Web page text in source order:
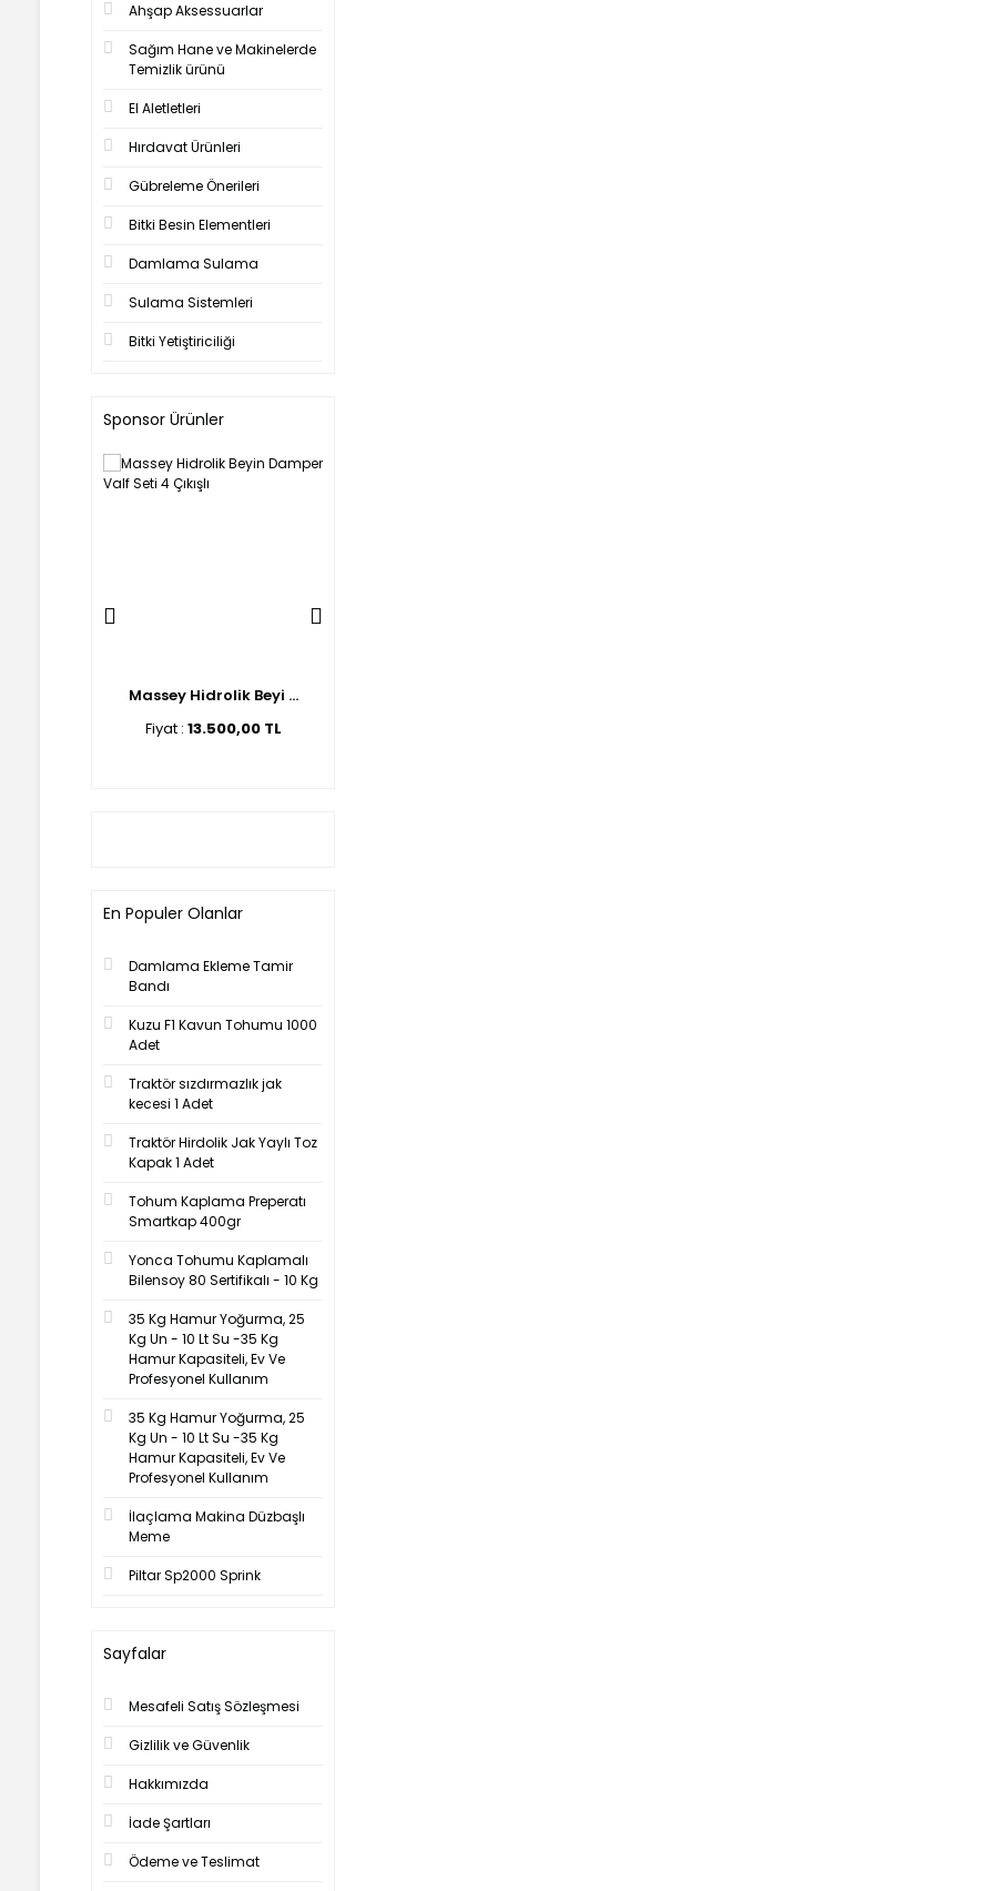
Ahşap Aksessuarlar
Sağım Hane ve Makinelerde
Temizlik ürünü
El Aletletleri
Hırdavat Ürünleri
Gübreleme Önerileri
Bitki Besin Elementleri
Damlama Sulama
Sulama Sistemleri
Bitki Yetiştiriciliği
Sponsor Ürünler
Massey Hidrolik Beyi ...
Fiyat : 13.500,00 TL
En Populer Olanlar
Damlama Ekleme Tamir
Bandı
Kuzu F1 Kavun Tohumu 1000
Adet
Traktör sızdırmazlık jak
kecesi 1 Adet
Traktör Hirdolik Jak Yaylı Toz
Kapak 1 Adet
Tohum Kaplama Preperatı
Smartkap 400gr
Yonca Tohumu Kaplamalı
Bilensoy 80 Sertifikalı - 10 Kg
35 Kg Hamur Yoğurma, 25
Kg Un - 10 Lt Su -35 Kg
Hamur Kapasiteli, Ev Ve
Profesyonel Kullanım
35 Kg Hamur Yoğurma, 25
Kg Un - 10 Lt Su -35 Kg
Hamur Kapasiteli, Ev Ve
Profesyonel Kullanım
İlaçlama Makina Düzbaşlı
Meme
Piltar Sp2000 Sprink
Sayfalar
Mesafeli Satış Sözleşmesi
Gizlilik ve Güvenlik
Hakkımızda
İade Şartları
Ödeme ve Teslimat